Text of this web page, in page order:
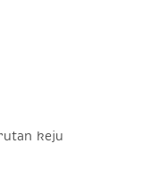
keju